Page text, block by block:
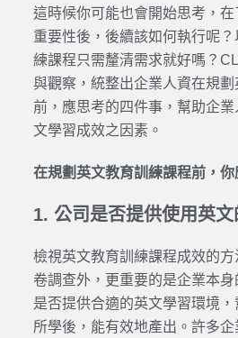
這時候你可能也會開始思考，
重要性後，後續該如何執行呢？
練課程只需釐清需求就好嗎？
與觀察，統整出企業人資在規
前，應思考的四件事，幫助企
文學習成效之因素。
在規劃英文教育訓練課程前，你
1. 公司是否提供使用英文
檢視英文教育訓練課程成效的
卷調查外，更重要的是企業本身
是否提供合適的英文學習環境
所學後，能有效地產出。許多